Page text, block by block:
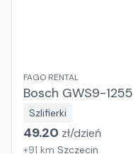
FAGO RENTAL
Bosch GWS9-1255
Szlifierki
49.20 zł/dzień
+91 km Szczecin